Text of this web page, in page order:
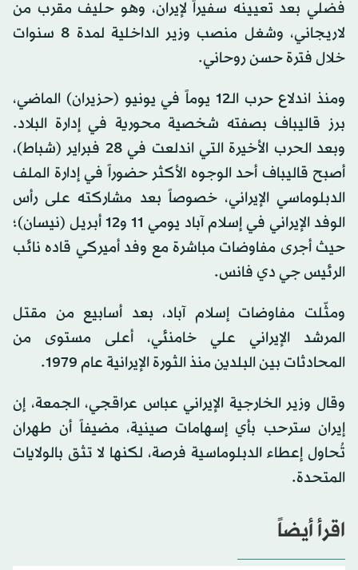
فضلي بعد تعيينه سفيراً لإيران، وهو حليف مقرب من
لاريجاني، وشغل منصب وزير الداخلية لمدة 8 سنوات
خلال فترة حسن روحاني.
ومنذ اندلاع حرب الـ12 يوماً في يونيو (حزيران) الماضي،
برز قاليباف بصفته شخصية محورية في إدارة البلاد.
وبعد الحرب الأخيرة التي اندلعت في 28 فبراير (شباط)،
أصبح قاليباف أحد الوجوه الأكثر حضوراً في إدارة الملف
الدبلوماسي الإيراني، خصوصاً بعد مشاركته على رأس
الوفد الإيراني في إسلام آباد يومي 11 و12 أبريل (نيسان)؛
حيث أجرى مفاوضات مباشرة مع وفد أميركي قاده نائب
الرئيس جي دي فانس.
ومثّلت مفاوضات إسلام آباد، بعد أسابيع من مقتل
المرشد الإيراني علي خامنئي، أعلى مستوى من
المحادثات بين البلدين منذ الثورة الإيرانية عام 1979.
وقال وزير الخارجية الإيراني عباس عراقجي، الجمعة، إن
إيران سترحب بأي إسهامات صينية، مضيفاً أن طهران
تُحاول إعطاء الدبلوماسية فرصة، لكنها لا تثق بالولايات
المتحدة.
اقرأ أيضاً